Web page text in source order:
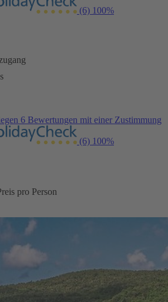
(6) 100%
6 Bewertungen mit einer Zustimmung
(6) 100%
pro Person